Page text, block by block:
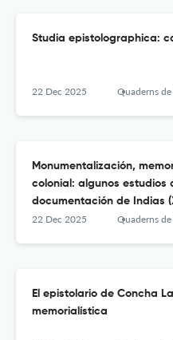
Studia epistolographica:
22 Dec 2025 Quaderns de Filologia -
Monumentalización,
colonial: algunos estudios
documentación de Indias
22 Dec 2025 Quaderns de Filologia -
El epistolario de Concha
memorialística